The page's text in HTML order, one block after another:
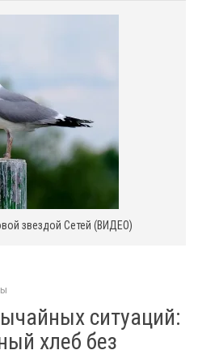
звездой Сетей (ВИДЕО)
ситуаций:
хлеб без